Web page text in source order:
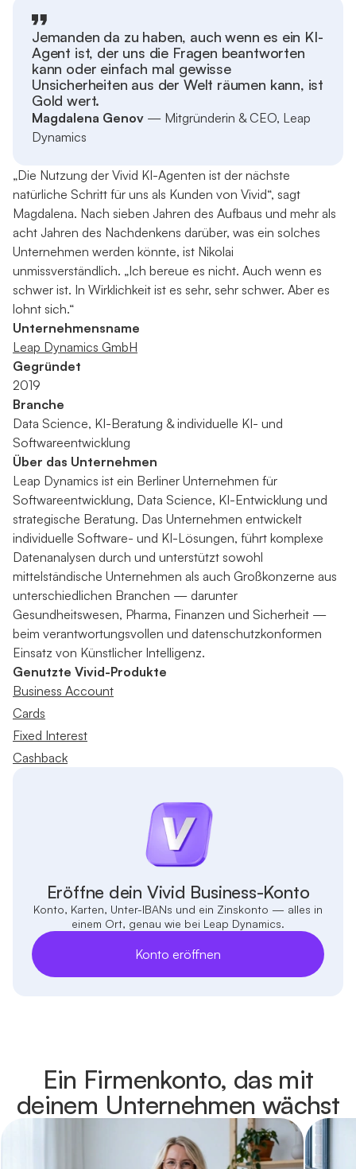
Jemanden da zu haben, auch wenn es ein KI-
Agent ist, der uns die Fragen beantworten
kann oder einfach mal gewisse
Unsicherheiten aus der Welt räumen kann, ist
Gold wert.
Magdalena Genov — Mitgründerin & CEO, Leap
Dynamics
„Die Nutzung der Vivid KI-Agenten ist der nächste
natürliche Schritt für uns als Kunden von Vivid“, sagt
Magdalena. Nach sieben Jahren des Aufbaus und mehr als
acht Jahren des Nachdenkens darüber, was ein solches
Unternehmen werden könnte, ist Nikolai
unmissverständlich. „Ich bereue es nicht. Auch wenn es
schwer ist. In Wirklichkeit ist es sehr, sehr schwer. Aber es
lohnt sich.“
Unternehmensname
Leap Dynamics GmbH
Gegründet
2019
Branche
Data Science, KI-Beratung & individuelle KI- und
Softwareentwicklung
Über das Unternehmen
Leap Dynamics ist ein Berliner Unternehmen für
Softwareentwicklung, Data Science, KI-Entwicklung und
strategische Beratung. Das Unternehmen entwickelt
individuelle Software- und KI-Lösungen, führt komplexe
Datenanalysen durch und unterstützt sowohl
mittelständische Unternehmen als auch Großkonzerne aus
unterschiedlichen Branchen — darunter
Gesundheitswesen, Pharma, Finanzen und Sicherheit —
beim verantwortungsvollen und datenschutzkonformen
Einsatz von Künstlicher Intelligenz.
Genutzte Vivid-Produkte
Business Account
Cards
Fixed Interest
Cashback
Eröffne dein Vivid Business-Konto
Konto, Karten, Unter-IBANs und ein Zinskonto — alles in
einem Ort, genau wie bei Leap Dynamics.
Konto eröffnen
Ein Firmenkonto, das mit
deinem Unternehmen wächst